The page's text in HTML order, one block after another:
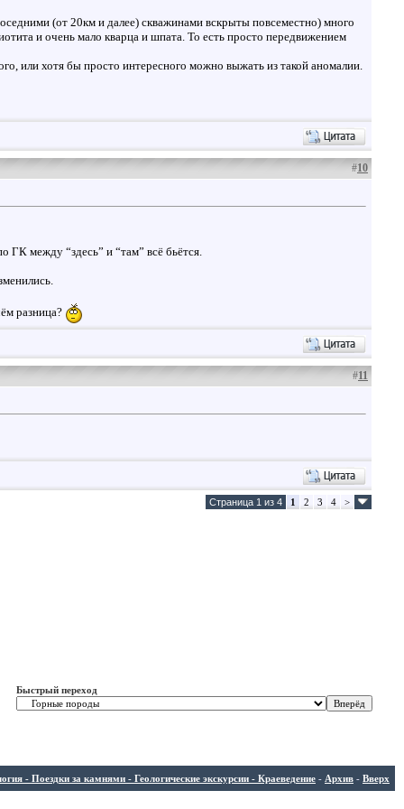
(от 20км и далее) скважинами вскрыты повсеместно) много
и очень мало кварца и шпата. То есть просто передвижением
или хотя бы просто интересного можно выжать из такой аномалии.
#10
ГК между “здесь” и “там” всё бьётся.
разница?
#11
Страница 1 из 4 1 2 3 4 >
Быстрый переход
- Поездки за камнями - Геологические экскурсии - Краеведение - Архив - Вверх